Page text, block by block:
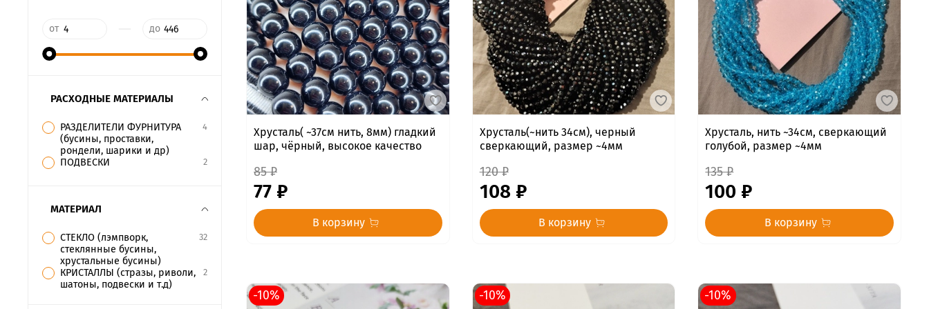
Хрусталь( ~37см нить, 8мм) гладкий
шар, чёрный, высокое качество
85 ₽
77 ₽
В корзину
Хрусталь(~нить 34см), черный
сверкающий, размер ~4мм
120 ₽
108 ₽
В корзину
Хрусталь, нить ~34см, сверкающий
голубой, размер ~4мм
135 ₽
100 ₽
В корзину
-10% -10% -10%
от до
РАСХОДНЫЕ МАТЕРИАЛЫ
РАЗДЕЛИТЕЛИ ФУРНИТУРА
(бусины, проставки,
рондели, шарики и др)
4
ПОДВЕСКИ 2
МАТЕРИАЛ
СТЕКЛО (лэмпворк,
стеклянные бусины,
хрустальные бусины)
32
КРИСТАЛЛЫ (стразы, риволи,
шатоны, подвески и т.д)
2